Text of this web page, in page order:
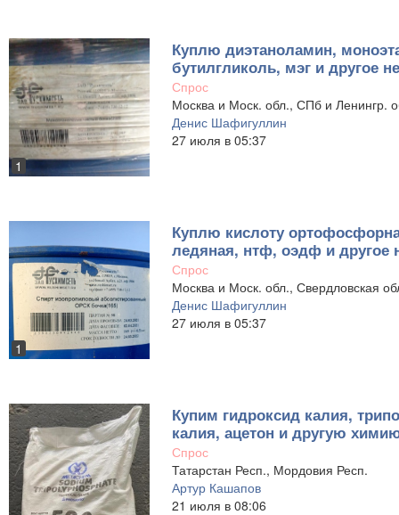
1
Куплю диэтаноламин,
бутилгликоль, мэг и другое
Спрос
Москва и Моск. обл., СПб и Ленингр.
Денис Шафигуллин
27 июля в 05:37
1
Куплю кислоту
ледяная, нтф, оэдф и
Спрос
Москва и Моск. обл., Свердловская
Денис Шафигуллин
27 июля в 05:37
Купим гидроксид калия,
калия, ацетон и другую
Спрос
Татарстан Респ., Мордовия Респ.
Артур Кашапов
21 июля в 08:06